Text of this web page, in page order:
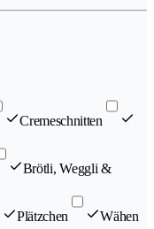
Cremeschnitten
Brötli, Weggli &
Plätzchen Wähen